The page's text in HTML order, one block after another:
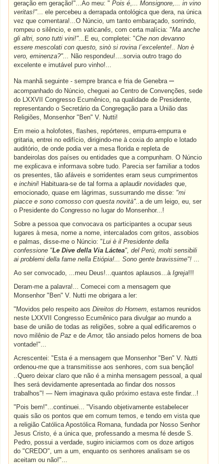
geração em geração!"...Ao meu: "Pois é,...Monsignore,... in vino
veritas!"... ele percebeu a derrapada ontológica que dera, na única
vez que comentara!...O Núncio, um tanto embaraçado, sorrindo,
rompeu o silêncio, e emvaticanês, com certa malícia: "Ma anche
gli altri, sono tutti vini!"... E eu, completei: "Che non devanno
essere mescolati con questo, sinò si rovina l´excelente!.. Non è
vero, eminenza?"... Não respondeu!....sorvia outro trago do
excelente e imutável puro vinho!...
Na manhã seguinte - sempre branca e fria de Genebra–
acompanhado do Núncio, cheguei ao Centro de Convenções, sede
do LXXVII Congresso Ecumênico, na qualidade de Presidente,
representando o Secretário da Congregação para a União das
Religiões, Monsenhor "Ben" V. Nutti!
Em meio a holofotes, flashes, repórteres, empurra-empurra e
gritaria, entrei no edifício, dirigindo-me à coxia do amplo e lotado
auditório, de onde podia ver a mesa florida e repleta de
bandeirolas dos países ou entidades que a compunham. O Núncio
me explicava e informava sobre tudo. Parecia ser familiar a todos
os presentes, tão afáveis e sorridentes eram seus cumprimentos
einchini! Habituara-se de tal forma a aplaudirnovidades que,
emocionado, quase em lágrimas, sussurrando me disse: "mi
piacce e sono comosso con questa novità"..a de um leigo, eu, ser
o Presidente do Congresso no lugar do Monsenhor...!
Sobre a pessoa que convocava os participantes a ocupar seus
lugares à mesa, nome a nome, intercalados com gritos, assobios
e palmas, disse-me o Núncio: "Lui è il Presidente della
confessione "Le Dive della Via Láctea", del Perù, molti sensibili
ai problemi della fame nella Etiópia!... Sono gente bravissime"! ...
Ao ser convocado, ...meu Deus!...quantos aplausos...àIgreja!!!
Deram-me a palavra!... Comecei com a mensagem que
Monsenhor "Ben" V. Nutti me obrigara a ler:
"Movidos pelo respeito aosDireitos do Homem,estamos reunidos
neste LXXVII Congresso Ecumênico para divulgar ao mundo a
base de união de todas as religiões, sobre a qual edificaremos o
novo milênio dePaz e deAmor,tão ansiado pelos homens de boa
vontade!"...
Acrescentei: "Esta é a mensagem que Monsenhor "Ben" V. Nutti
ordenou-me que a transmitisse aos senhores, com sua benção!
..Quero deixar claro que não é a minha mensagem pessoal, a qual
lhes será devidamente apresentada ao findar dos nossos
trabalhos"! — Nem imaginava quão próximo estava este findar...!
"Pois bem!"...continuei... "Visando objetivamente estabelecer
quais são os pontos que em comum temos, e tendo em vista que
a religião Católica Apostólica Romana, fundada por Nosso Senhor
Jesus Cristo, é a única que, professando a mesma fé desde S.
Pedro, possui a verdade, sugiro iniciarmos com os doze artigos
do "CREDO", um a um, enquanto os senhores analisam se os
aceitam ou não!"...